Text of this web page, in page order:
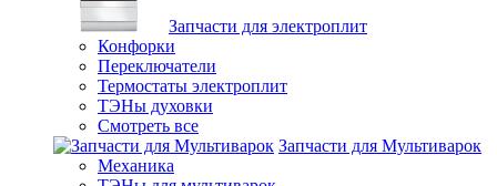
Запчасти для электроплит
Конфорки
Переключатели
Термостаты электроплит
ТЭНы духовки
Смотреть все
Запчасти для Мультиварок
Механика